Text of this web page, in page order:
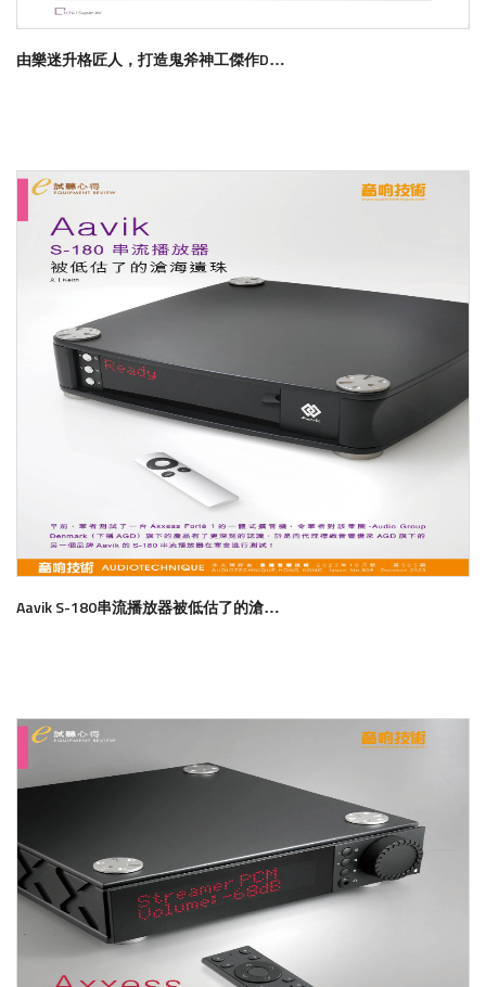
由樂迷升格匠人，打造鬼斧神工傑作Divine Acoustics Bellatrix座地式音箱
Aavik S-180串流播放器被低估了的滄海遺珠